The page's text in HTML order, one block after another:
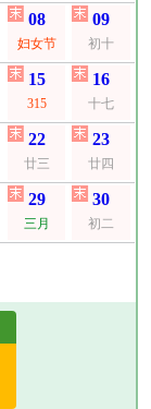
08
妇女节
09
初十
15
315
16
十七
22
廿三
23
廿四
29
三月
30
初二